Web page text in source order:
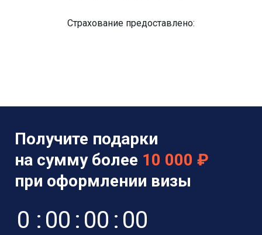
Страхование предоставлено:
Получите подарки
на сумму более 10 000 ₽
при оформлении визы
0 : 00 : 00 : 00